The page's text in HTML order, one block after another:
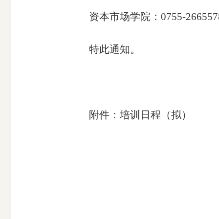
资本市场学院 ： 0755-
特此通知。
附件：培训日程（拟）